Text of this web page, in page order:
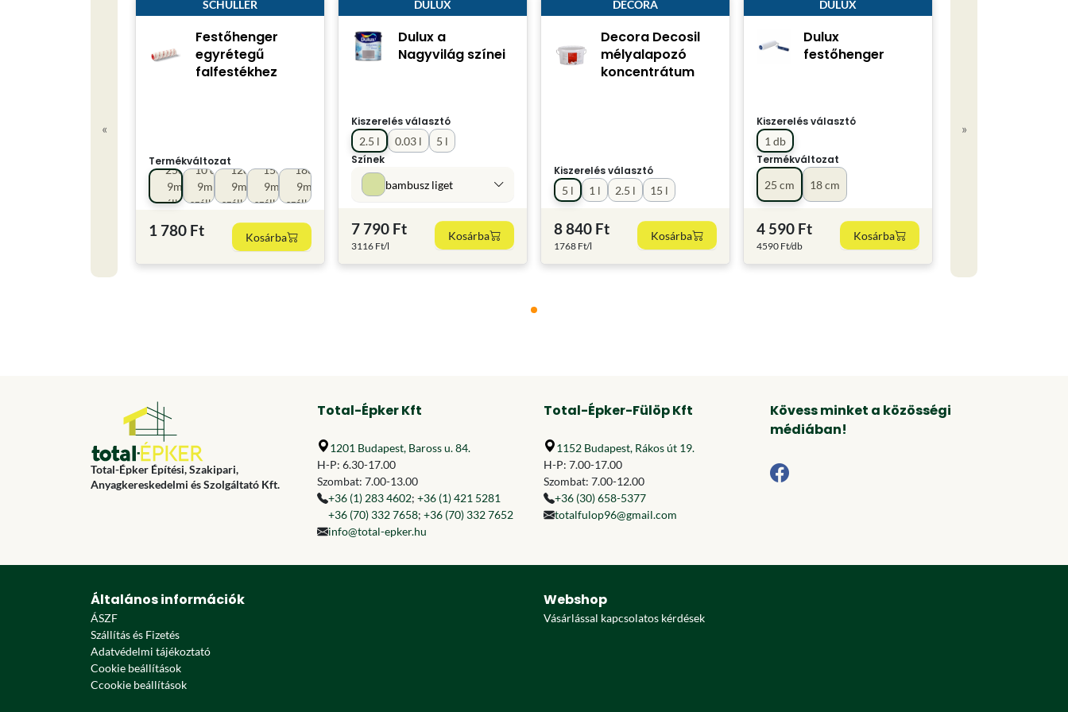
«
SCHULLER
Festőhenger
egyrétegű
falfestékhez
Termékváltozat
10 cm
9mm
szálhoss
12cm
9mm
szálhossz
15cm
9mm
szálhossz
18cm
9mm
szálhossz
25cm
9mm
szálhossz
1 780 Ft Kosárba
DULUX
Dulux a
Nagyvilág színei
Kiszerelés választó
0.03 l
2.5 l
5 l
Színek
bambusz liget
7 790 Ft
3116 Ft/l
Kosárba
DECORA
Decora Decosil
mélyalapozó
koncentrátum
Kiszerelés választó
1 l
2.5 l
5 l 15 l
8 840 Ft
1768 Ft/l
Kosárba
DULUX
Dulux
festőhenger
Kiszerelés választó
1 db
Termékváltozat
18 cm
25 cm
4 590 Ft
4590 Ft/db
Kosárba
»
Total-Épker Építési, Szakipari,
Anyagkereskedelmi és Szolgáltató Kft.
Total-Épker Kft
1201 Budapest, Baross u. 84.
H-P: 6.30-17.00
Szombat: 7.00-13.00
+36 (1) 283 4602; +36 (1) 421 5281
+36 (70) 332 7658; +36 (70) 332 7652
info@total-epker.hu
Total-Épker-Fülöp Kft
1152 Budapest, Rákos út 19.
H-P: 7.00-17.00
Szombat: 7.00-12.00
+36 (30) 658-5377
totalfulop96@gmail.com
Kövess minket a közösségi
médiában!
Általános információk
ÁSZF
Szállítás és Fizetés
Adatvédelmi tájékoztató
Cookie beállítások
Ccookie beállítások
Webshop
Vásárlással kapcsolatos kérdések